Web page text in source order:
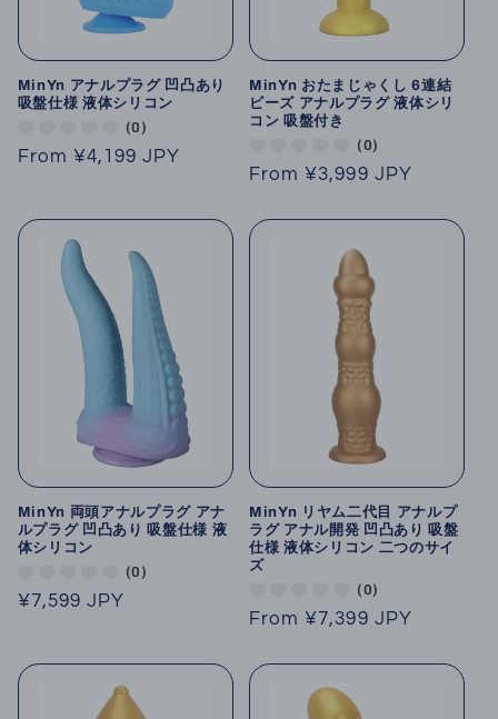
MinYn アナルプラグ 凹凸あり
吸盤仕様 液体シリコン
(0)
Regular
From ¥4,199 JPY
MinYn おたまじゃくし 6連結
ビーズ アナルプラグ 液体シリ
コン 吸盤付き
(0)
Regular
From ¥3,999 JPY
MinYn 両頭アナルプラグ アナ
ルプラグ 凹凸あり 吸盤仕様 液
体シリコン
(0)
Regular
¥7,599 JPY
MinYn リヤム二代目 アナルプ
ラグ アナル開発 凹凸あり 吸盤
仕様 液体シリコン 二つのサイ
ズ
(0)
Regular
From ¥7,399 JPY